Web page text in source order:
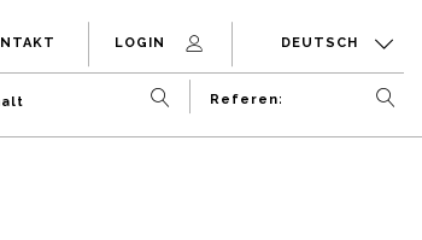
LOGIN DEUTSCH